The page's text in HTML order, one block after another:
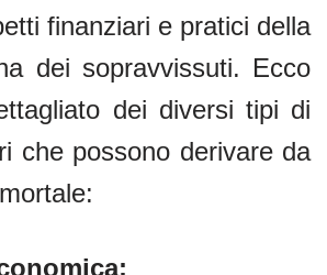
finanziari e pratici della
dei sopravvissuti. Ecco
dei diversi tipi di
che possono derivare da